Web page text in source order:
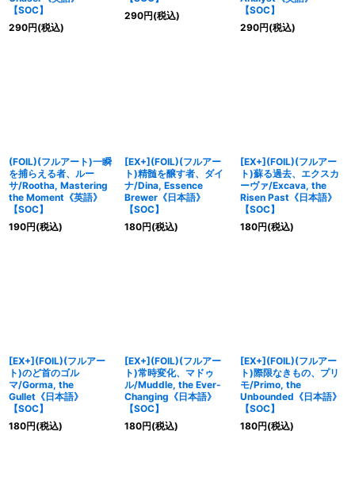
【SOC】
290円(税込)
290円(税込)
【SOC】
290円(税込)
(FOIL)(フルアート)一瞬
を捕らえる者、ルー
サ/Rootha, Mastering
the Moment《英語》
【SOC】
190円(税込)
[EX+](FOIL)(フルアー
ト)精髄を醸す者、ダイ
ナ/Dina, Essence
Brewer《日本語》
【SOC】
180円(税込)
[EX+](FOIL)(フルアー
ト)蘇る過去、エクスカ
ーヴァ/Excava, the
Risen Past《日本語》
【SOC】
180円(税込)
[EX+](FOIL)(フルアー
ト)のど首のゴル
マ/Gorma, the
Gullet《日本語》
【SOC】
180円(税込)
[EX+](FOIL)(フルアー
ト)常時変化、マドゥ
ル/Muddle, the Ever-
Changing《日本語》
【SOC】
180円(税込)
[EX+](FOIL)(フルアー
ト)際限なきもの、プリ
モ/Primo, the
Unbounded《日本語》
【SOC】
180円(税込)